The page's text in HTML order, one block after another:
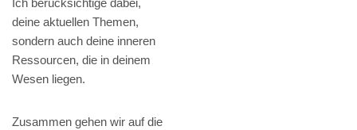
Ich berücksichtige dabei,
deine aktuellen Themen,
sondern auch deine inneren
Ressourcen, die in deinem
Wesen liegen.
Zusammen gehen wir auf die